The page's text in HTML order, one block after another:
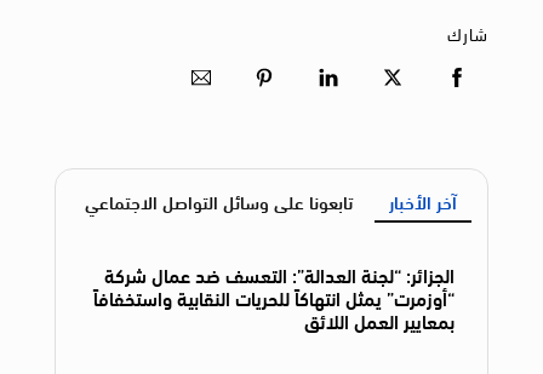
شارك
آخر الأخبار تابعونا على وسائل التواصل الاجتماعي
الجزائر: “لجنة العدالة”: التعسف ضد عمال شركة
“أوزمرت” يمثل انتهاكاً للحريات النقابية واستخفافاً
بمعايير العمل اللائق